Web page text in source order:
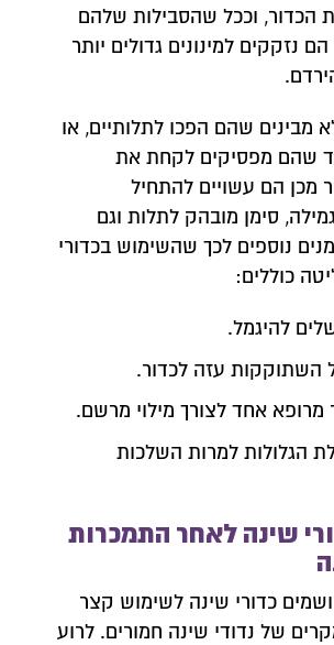
הכדור, וככל שהסבילות שלהם
נזקקים למינונים גדולים יותר
מבינים שהם הפכו לתלותיים, או
שהם מפסיקים לקחת את
מכן הם עשויים להתחיל
סימן מובהק לתלות וגם
נוספים לכך שהשימוש בכדורי
כוללים:
להיגמל.
עזה לכדור.
מרופא אחד לצורך מילוי מרשם.
הגלולות למרות השלכות
שינה לאחר התמכרות
כדורי שינה לשימוש קצר
של נדודי שינה חמורים. לרוע